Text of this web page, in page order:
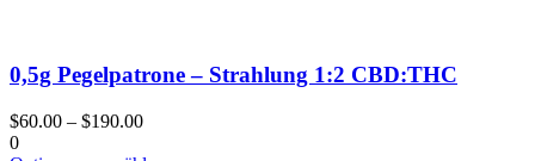
Die
0,5g Pegelpatrone – Strahlung 1:2 CBD:THC
$60.00 – $190.00
0